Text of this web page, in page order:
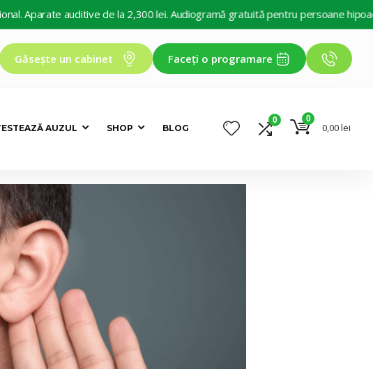
de la 2,300 lei. Audiogramă gratuită pentru persoane hipoacuzice.
Găsește un cabinet Faceți o programare
AUZUL SHOP BLOG
0 0
0,00lei